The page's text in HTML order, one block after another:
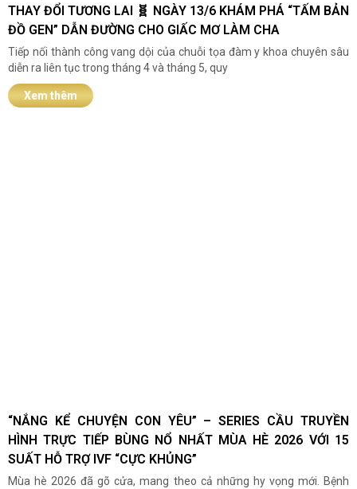
THAY ĐỔI TƯƠNG LAI 🧬 NGÀY 13/6 KHÁM PHÁ “TẤM BẢN
ĐỒ GEN” DẪN ĐƯỜNG CHO GIẤC MƠ LÀM CHA
Tiếp nối thành công vang dội của chuỗi tọa đàm y khoa chuyên sâu
diễn ra liên tục trong tháng 4 và tháng 5, quy
Xem thêm
“NẮNG KỂ CHUYỆN CON YÊU” – SERIES CẦU TRUYỀN
HÌNH TRỰC TIẾP BÙNG NỔ NHẤT MÙA HÈ 2026 VỚI 15
SUẤT HỖ TRỢ IVF “CỰC KHỦNG”
Mùa hè 2026 đã gõ cửa, mang theo cả những hy vọng mới. Bệnh